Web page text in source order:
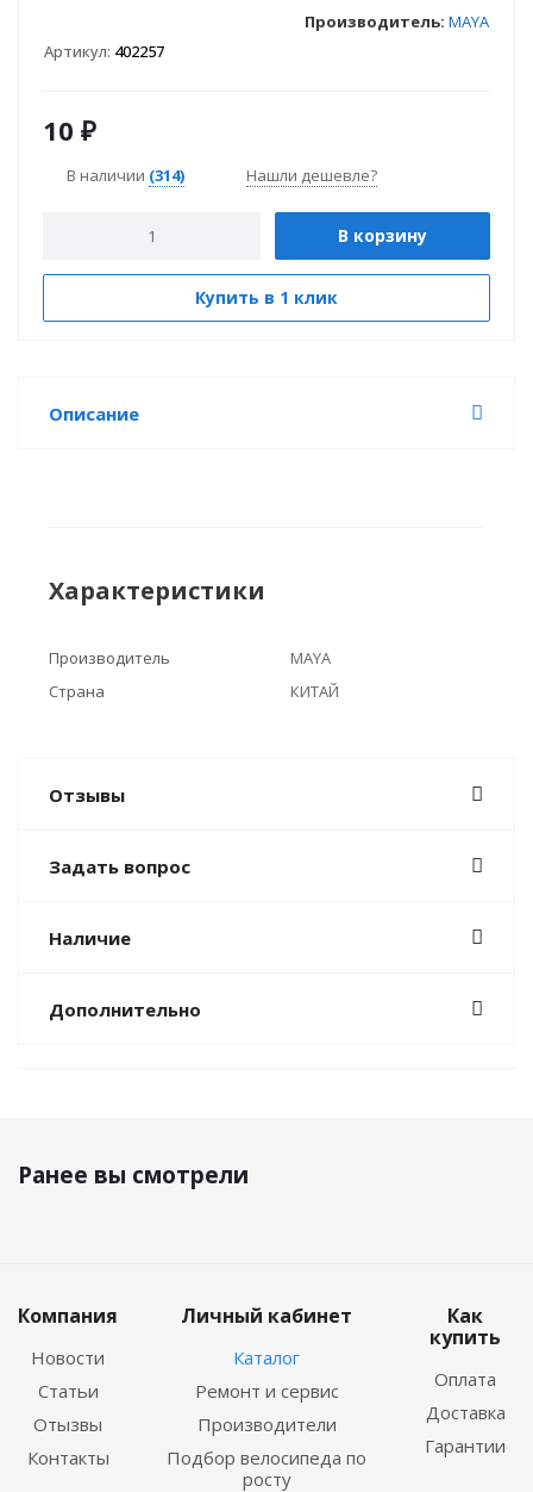
Артикул: 402257
Производитель: MAYA
10 ₽
В наличии (314) Нашли дешевле?
В корзину
Купить в 1 клик
Описание
Характеристики
Производитель
MAYA
Страна
КИТАЙ
Отзывы
Задать вопрос
Наличие
Дополнительно
Ранее вы смотрели
Компания
Новости
Статьи
Отызвы
Контакты
Личный кабинет
Каталог
Ремонт и сервис
Производители
Подбор велосипеда по
росту
Как
купить
Оплата
Доставка
Гарантии